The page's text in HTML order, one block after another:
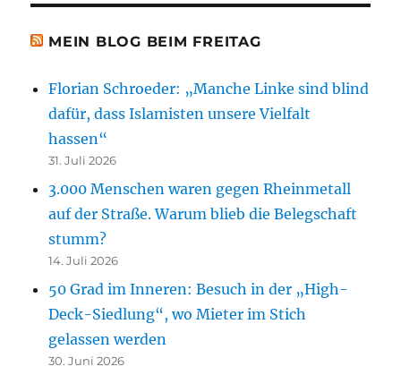
MEIN BLOG BEIM FREITAG
Florian Schroeder: „Manche Linke sind blind
dafür, dass Islamisten unsere Vielfalt
hassen“
31. Juli 2026
3.000 Menschen waren gegen Rheinmetall
auf der Straße. Warum blieb die Belegschaft
stumm?
14. Juli 2026
50 Grad im Inneren: Besuch in der „High-
Deck-Siedlung“, wo Mieter im Stich
gelassen werden
30. Juni 2026